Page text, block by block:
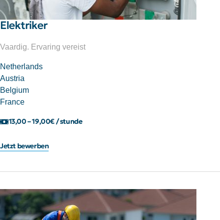
Elektriker
Vaardig. Ervaring vereist
Netherlands
Austria
Belgium
France
13,00 – 19,00€ / stunde
Jetzt bewerben